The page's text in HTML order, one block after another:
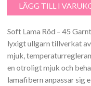
LÄGG TILL I
Soft Lama Röd – 45
lyxigt ullgarn tillverkat
mjuk,
en otroligt mjuk och
lamafibern anpassar sig